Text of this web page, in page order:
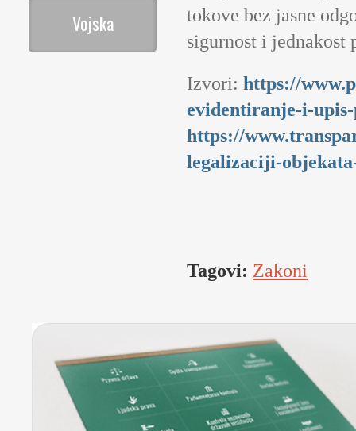
Vojska
tokove bez jasne
sigurnost i jednakost
Izvori: https://
evidentiranje-i-
https://
legalizaciji-
Tagovi: Zakoni